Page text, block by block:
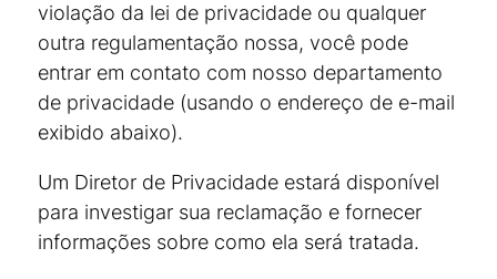
violação da lei de privacidade ou qualquer
outra regulamentação nossa, você pode
entrar em contato com nosso departamento
de privacidade (usando o endereço de e-mail
exibido abaixo).
Um Diretor de Privacidade estará disponível
para investigar sua reclamação e fornecer
informações sobre como ela será tratada.